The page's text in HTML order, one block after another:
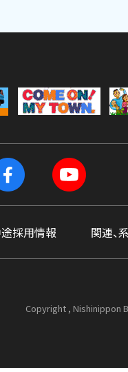
採用情報 関連、
Copyright , Nishinippon